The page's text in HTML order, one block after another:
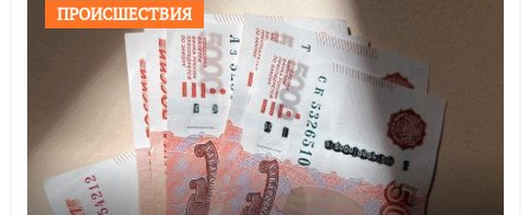
ПРОИСШЕСТВИЯ